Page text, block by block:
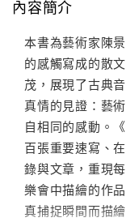
內容簡介
本書為藝術家陳
的感觸寫成的散
茂，展現了古典
真情的見證：藝
自相同的感動。
百張重要速寫、
錄與文章，重現
樂會中描繪的作
真捕捉瞬間而描